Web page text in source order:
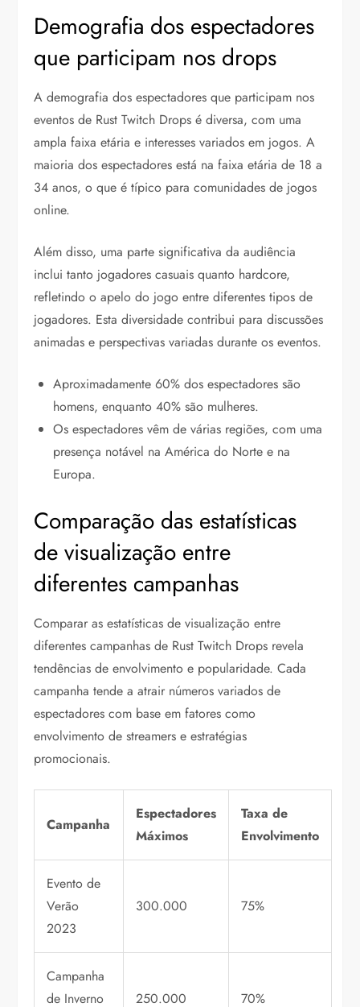
Demografia dos espectadores
que participam nos drops
A demografia dos espectadores que participam nos
eventos de Rust Twitch Drops é diversa, com uma
ampla faixa etária e interesses variados em jogos. A
maioria dos espectadores está na faixa etária de 18 a
34 anos, o que é típico para comunidades de jogos
online.
Além disso, uma parte significativa da audiência
inclui tanto jogadores casuais quanto hardcore,
refletindo o apelo do jogo entre diferentes tipos de
jogadores. Esta diversidade contribui para discussões
animadas e perspectivas variadas durante os eventos.
Aproximadamente 60% dos espectadores são
homens, enquanto 40% são mulheres.
Os espectadores vêm de várias regiões, com uma
presença notável na América do Norte e na
Europa.
Comparação das estatísticas
de visualização entre
diferentes campanhas
Comparar as estatísticas de visualização entre
diferentes campanhas de Rust Twitch Drops revela
tendências de envolvimento e popularidade. Cada
campanha tende a atrair números variados de
espectadores com base em fatores como
envolvimento de streamers e estratégias
promocionais.
Campanha
Espectadores
Máximos
Taxa de
Envolvimento
Evento de
Verão
2023
300.000 75%
Campanha
de Inverno
250.000 70%